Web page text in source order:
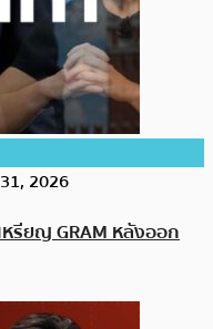
2026
รียญ GRAM หลังออก